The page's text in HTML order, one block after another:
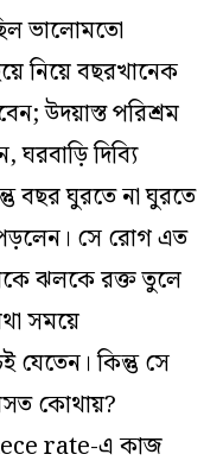
ভালোমতো
নিয়ে বছরখানেক
উদয়াস্ত পরিশ্রম
দিব‌্যি
বছর ঘুরতে না ঘুরতে
সে রোগ এত
ঝলকে রক্ত তুলে
সময়ে
যেতেন। কিন্তু সে
কোথায়?
rate-এ কাজ